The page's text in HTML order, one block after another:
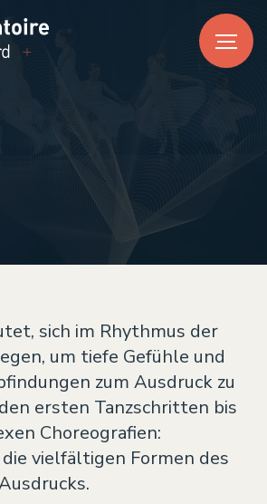
DU NORD
sich im Rhythmus der
um tiefe Gefühle und
zum Ausdruck zu
ersten Tanzschritten bis
Choreografien:
vielfältigen Formen des